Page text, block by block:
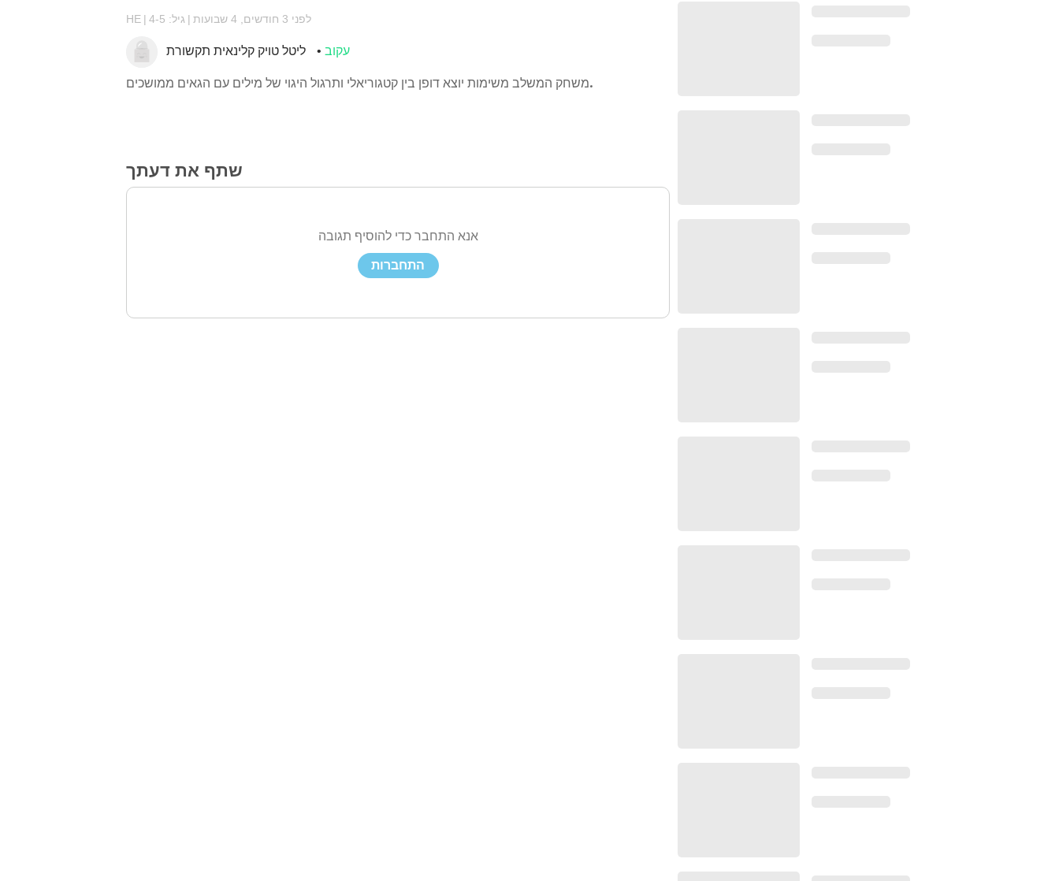
HE גיל: 4-5 לפני 3 חודשים, 4 שבועות
עקוב
משחק המשלב משימות יוצא דופן בין קטגוריאלי ותרגול היגוי של מילים עם הגאים ממושכים.
שתף את דעתך
אנא התחבר כדי להוסיף תגובה
התחברות